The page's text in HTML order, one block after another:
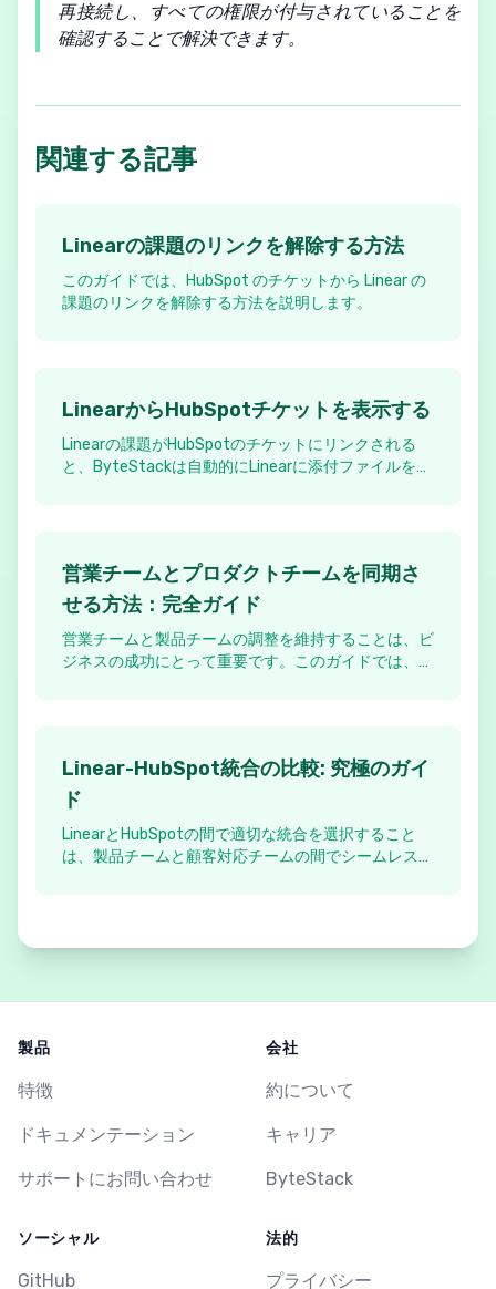
再接続し、すべての権限が付与されていることを
確認することで解決できます。
関連する記事
Linearの課題のリンクを解除する方法
このガイドでは、HubSpot のチケットから Linear の
課題のリンクを解除する方法を説明します。
LinearからHubSpotチケットを表示する
Linearの課題がHubSpotのチケットにリンクされる
と、ByteStackは自動的にLinearに添付ファイルを作
営業チームとプロダクトチームを同期さ
せる方法：完全ガイド
営業チームと製品チームの調整を維持することは、ビ
ジネスの成功にとって重要です。このガイドでは、顧
Linear-HubSpot統合の比較: 究極のガイ
ド
LinearとHubSpotの間で適切な統合を選択すること
は、製品チームと顧客対応チームの間でシームレスな
製品
特徴
ドキュメンテーション
サポートにお問い合わせ
会社
約について
キャリア
ByteStack
ソーシャル
GitHub
法的
プライバシー